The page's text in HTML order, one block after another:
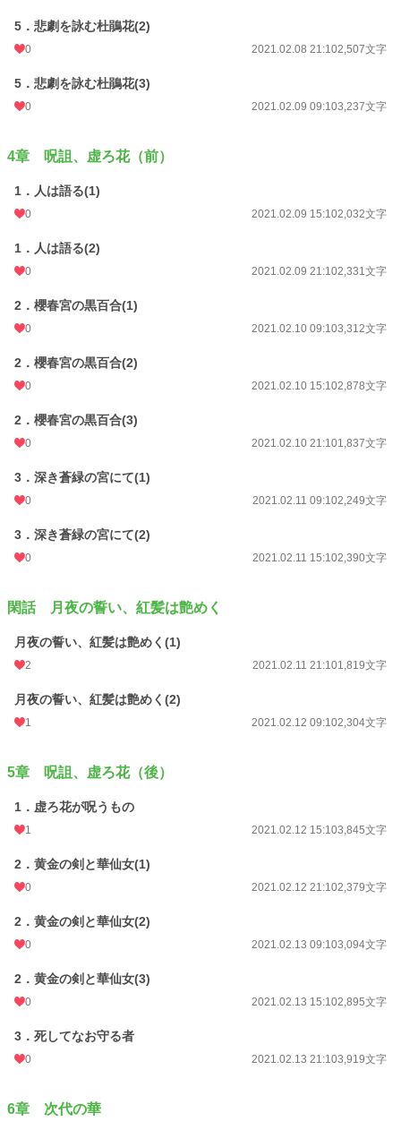
5．悲劇を詠む杜鵑花(2)
0 2021.02.08 21:102,507文字
5．悲劇を詠む杜鵑花(3)
0 2021.02.09 09:103,237文字
4章 呪詛、虚ろ花（前）
1．人は語る(1)
0 2021.02.09 15:102,032文字
1．人は語る(2)
0 2021.02.09 21:102,331文字
2．櫻春宮の黒百合(1)
0 2021.02.10 09:103,312文字
2．櫻春宮の黒百合(2)
0 2021.02.10 15:102,878文字
2．櫻春宮の黒百合(3)
0 2021.02.10 21:101,837文字
3．深き蒼緑の宮にて(1)
0 2021.02.11 09:102,249文字
3．深き蒼緑の宮にて(2)
0 2021.02.11 15:102,390文字
閑話 月夜の誓い、紅髪は艶めく
月夜の誓い、紅髪は艶めく(1)
2 2021.02.11 21:101,819文字
月夜の誓い、紅髪は艶めく(2)
1 2021.02.12 09:102,304文字
5章 呪詛、虚ろ花（後）
1．虚ろ花が呪うもの
1 2021.02.12 15:103,845文字
2．黄金の剣と華仙女(1)
0 2021.02.12 21:102,379文字
2．黄金の剣と華仙女(2)
0 2021.02.13 09:103,094文字
2．黄金の剣と華仙女(3)
0 2021.02.13 15:102,895文字
3．死してなお守る者
0 2021.02.13 21:103,919文字
6章 次代の華